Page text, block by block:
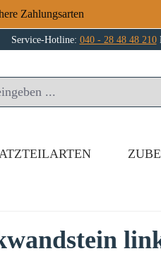
Zahlungsarten
Service-Hotline: 040 - 28 48 48 210